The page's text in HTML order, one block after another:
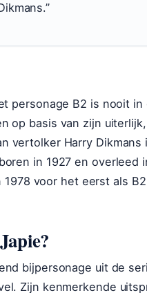
personage B2 is nooit in
op basis van zijn
vertolker Harry
in 1927 en overleed
voor het eerst als
bijpersonage uit de
Zijn kenmerkende